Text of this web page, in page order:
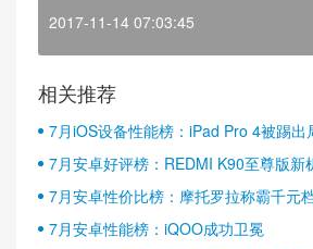
2017-11-14 07:03:45
相关推荐
7月iOS设备性能榜：iPad Pro 4被踢出
7月安卓好评榜：REDMI K90至尊版新
半壁江山
7月安卓性价比榜：摩托罗拉称霸千元
7月安卓性能榜：iQOO成功卫冕